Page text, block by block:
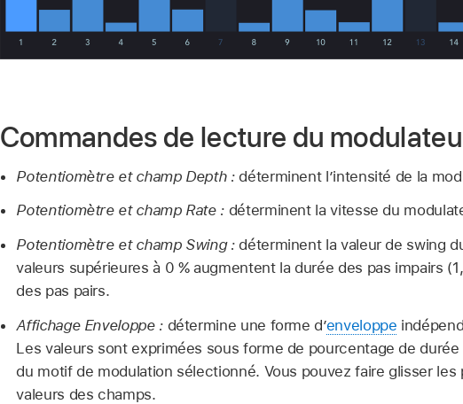
Commandes de lecture du
Potentiomètre et champ Depth :déterminent l’intensité de la
Potentiomètre et champ Rate : déterminent la vitesse du
Potentiomètre et champ Swing :déterminent la valeur de swing
valeurs supérieures à 0 % augmentent la durée des pas impairs
des pas pairs.
Affichage Enveloppe :détermine une forme d’enveloppe
Les valeurs sont exprimées sous forme de pourcentage de durée
du motif de modulation sélectionné. Vous pouvez faire glisser
valeurs des champs.